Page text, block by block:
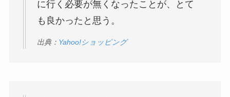
に行く必要が無くなったことが、とて
も良かったと思う。
出典： Yahoo!ショッピング